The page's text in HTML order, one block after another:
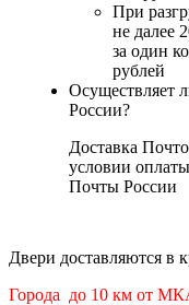
При
не далее
за один
рублей
Осуществляет
России?
Доставка
условии
Почты России
Двери доставляются в
Города до 10 км от